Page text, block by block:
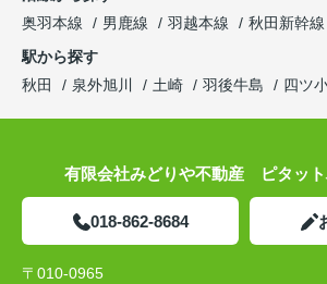
奥羽本線
男鹿線 羽越本線
秋田新幹線
駅から探す
秋田
泉外旭川 土崎 羽後牛島 四ツ
有限会社みどりや不動産 ピタッ
018-862-8684
〒010-0965